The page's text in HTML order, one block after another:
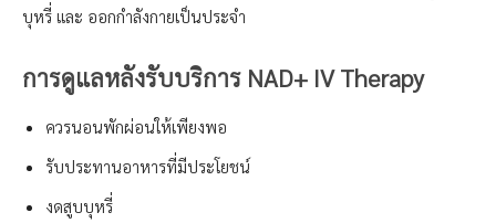
บุหรี่ และ ออกกำลังกายเป็นประจำ
การดูแลหลังรับบริการ NAD+ IV Therapy
ควรนอนพักผ่อนให้เพียงพอ
รับประทานอาหารที่มีประโยชน์
งดสูบบุหรี่